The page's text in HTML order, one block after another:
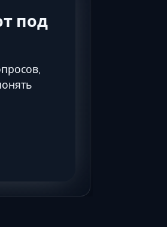
Пятигорск
Симферополь
под